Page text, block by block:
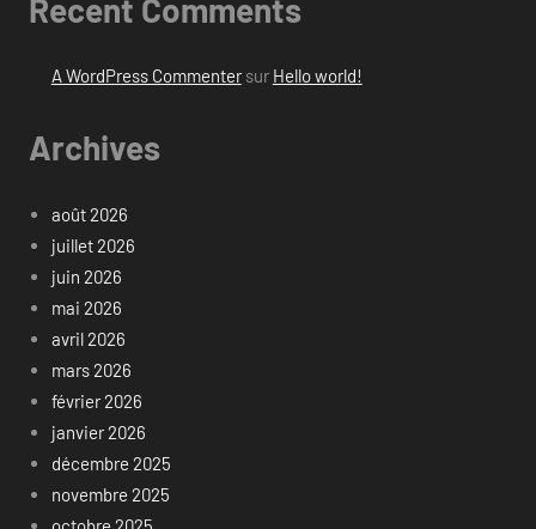
Recent Comments
A WordPress Commentersur Hello world!
Archives
août 2026
juillet 2026
juin 2026
mai 2026
avril 2026
mars 2026
février 2026
janvier 2026
décembre 2025
novembre 2025